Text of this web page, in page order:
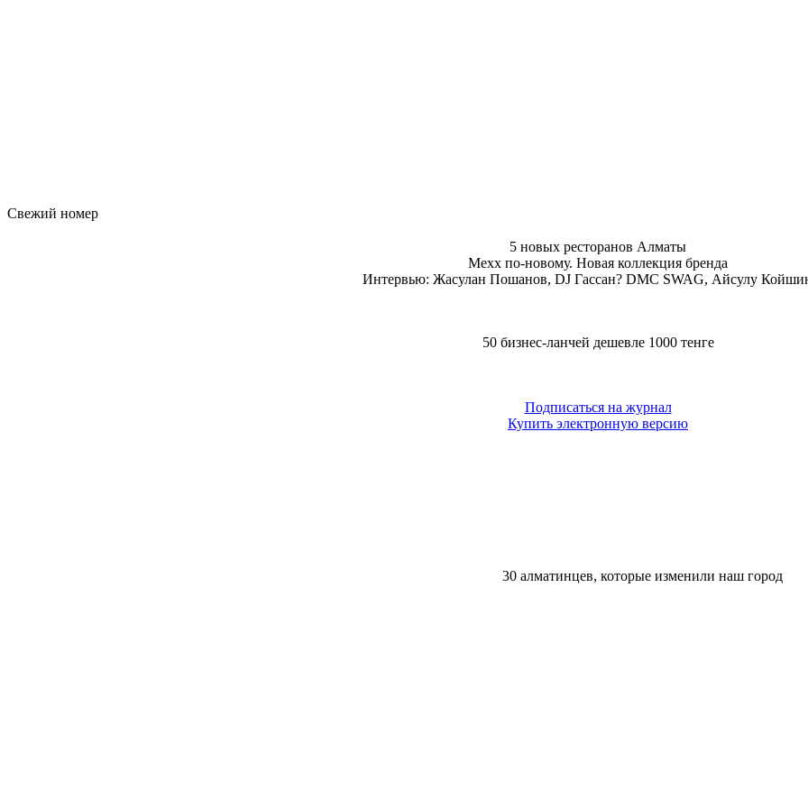
Свежий номер
5 новых ресторанов Алматы
Mexx по-новому. Новая коллекция бренда
Интервью: Жасулан Пошанов, DJ Гассан? DMC SWAG, Айсулу
50 бизнес-ланчей дешевле 1000 тенге
Подписаться на журнал
Купить электронную версию
30 алматинцев, которые изменили наш город